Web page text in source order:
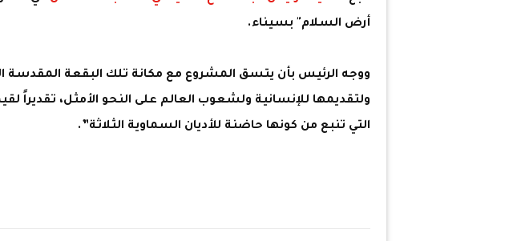
أرض السلام" بسيناء.
ووجه الرئيس بأن يتسق المشروع مع مكانة تلك البقعة المقدسة
ولتقديمها للإنسانية ولشعوب العالم على النحو الأمثل، تقديراً
التي تنبع من كونها حاضنة للأديان السماوية الثلاثة”.